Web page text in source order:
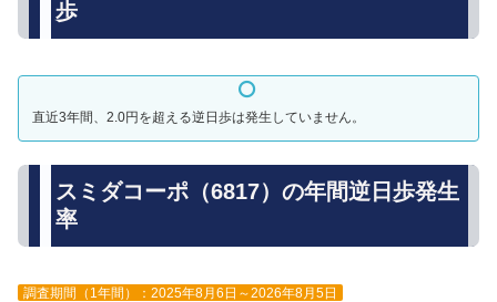
歩
直近3年間、2.0円を超える逆日歩は発生していません。
スミダコーポ（6817）の年間逆日歩発生
率
調査期間（1年間）：2025年8月6日～2026年8月5日